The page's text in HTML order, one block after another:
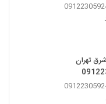
تهران